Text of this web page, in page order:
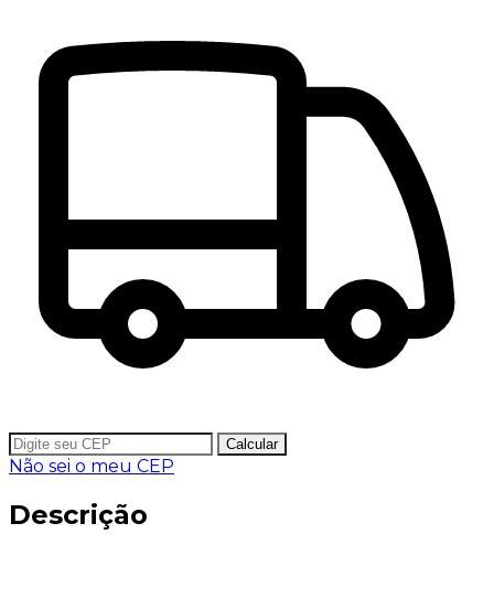
Calcular
Não sei o meu CEP
Descrição